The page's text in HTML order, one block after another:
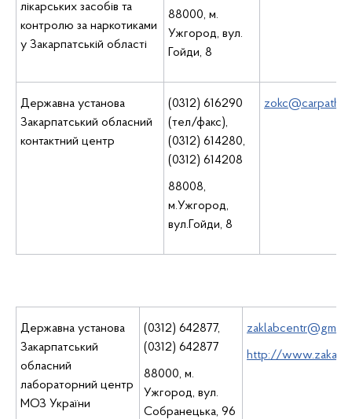
лікарських засобів та
контролю за наркотиками
у Закарпатській області
88000, м.
Ужгород, вул.
Гойди, 8
Державна установа
Закарпатський обласний
контактний центр
(0312) 616290
(тел/факс),
(0312) 614280,
(0312) 614208
88008,
м.Ужгород,
вул.Гойди, 8
Державна установа
Закарпатський
обласний
лабораторний центр
МОЗ України
(0312) 642877,
(0312) 642877
88000, м.
Ужгород, вул.
Собранецька, 96
http://